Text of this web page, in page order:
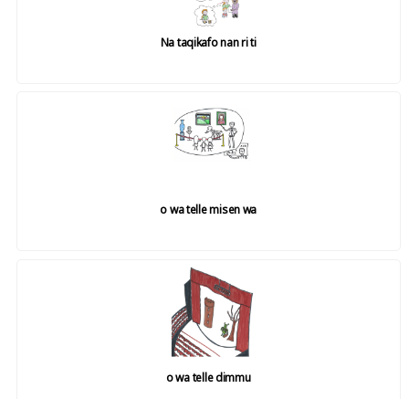
Na taqikafo nan ri ti
o wa telle misen wa
o wa telle dimmu